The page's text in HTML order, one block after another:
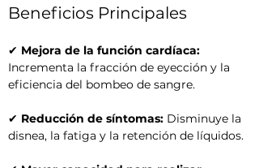
Beneficios Principales
✔ Mejora de la función cardíaca:
Incrementa la fracción de eyección y la
eficiencia del bombeo de sangre.
✔ Reducción de síntomas: Disminuye la
disnea, la fatiga y la retención de líquidos.